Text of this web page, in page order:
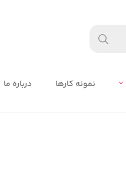
نمونه کارها درباره ما